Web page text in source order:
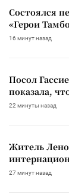
Состоялся
«Герои
16 минут назад
Посол
показала,
22 минуты назад
Житель
27 минут назад